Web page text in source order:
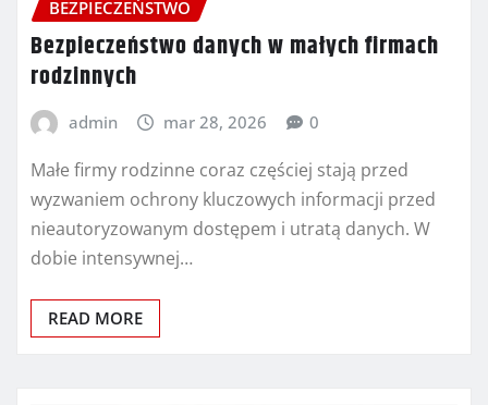
BEZPIECZEŃSTWO
Bezpieczeństwo danych w małych firmach
rodzinnych
admin mar 28, 2026 0
Małe firmy rodzinne coraz częściej stają przed
wyzwaniem ochrony kluczowych informacji przed
nieautoryzowanym dostępem i utratą danych. W
dobie intensywnej…
READ MORE